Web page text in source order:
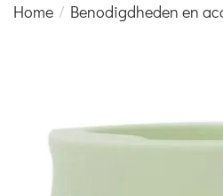
Home / Benodigdheden en